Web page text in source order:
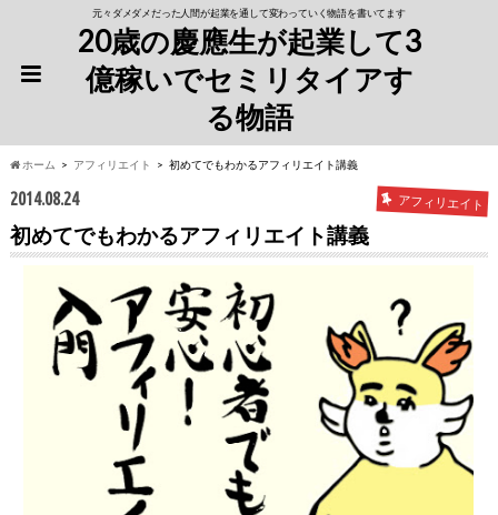
元々ダメダメだった人間が起業を通して変わっていく物語を書いてます
20歳の慶應生が起業して3
億稼いでセミリタイアす
る物語
ホーム アフィリエイト 初めてでもわかるアフィリエイト講義
2014.08.24 アフィリエイト
初めてでもわかるアフィリエイト講義